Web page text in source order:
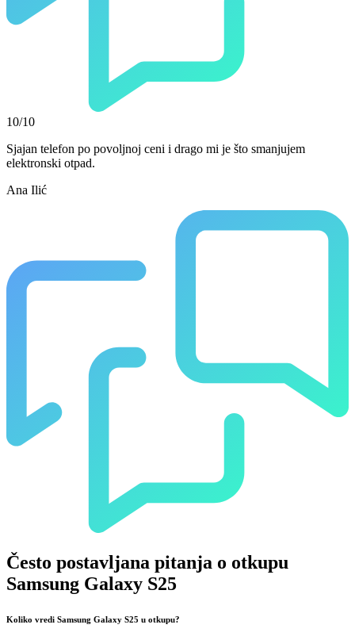
10/10
Sjajan telefon po povoljnoj ceni i drago mi je što smanjujem
elektronski otpad.
Ana Ilić
Često postavljana pitanja o otkupu
Samsung Galaxy S25
Koliko vredi Samsung Galaxy S25 u otkupu?